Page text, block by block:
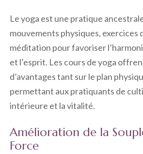
Le yoga est une pratique
mouvements physiques, exercices
méditation pour favoriser
et l’esprit. Les cours de yoga
d’avantages tant sur le plan
permettant aux pratiquants de
intérieure et la vitalité.
Amélioration de la
Force